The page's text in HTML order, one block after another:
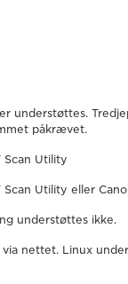
understøttes.
påkrævet.
Scan Utility
Scan Utility eller
understøttes ikke.
via nettet. Linux